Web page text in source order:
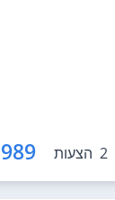
2 הצעות - 3,490 ₪